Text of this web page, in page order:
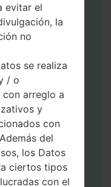
versión de
evitar el
la
no
se realiza
/ o
arreglo a
y
con
del
los Datos
ciertos tipos
con el